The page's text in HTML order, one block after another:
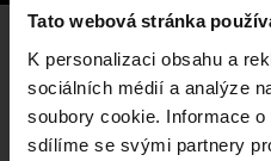
Tato webová stránka
K personalizaci obsahu a
sociálních médií a analýze
soubory cookie. Informace
sdílíme se svými partnery
napište nám
Máte zájem o tuto